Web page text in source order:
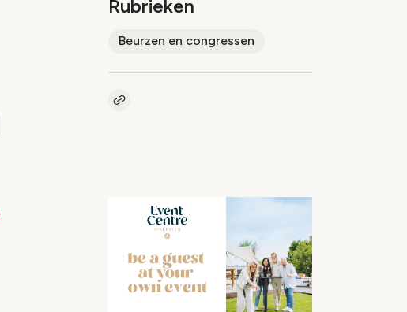
Rubrieken
Beurzen en congressen
Kopieer link naar artikel